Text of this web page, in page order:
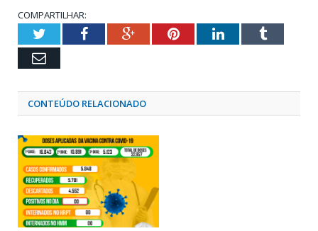
COMPARTILHAR:
TwitterFacebookGoogle+PinterestLinkedInTumblr
Email
CONTEÚDO RELACIONADO